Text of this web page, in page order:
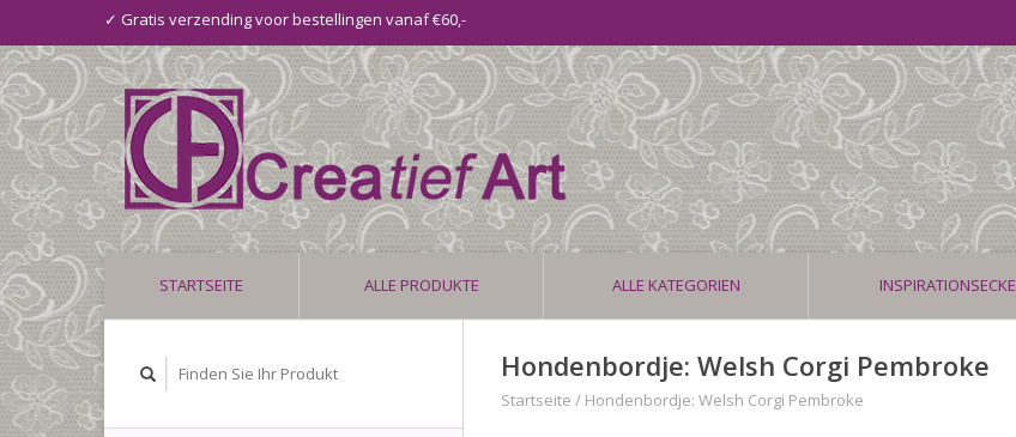
✓ Gratis verzending voor bestellingen vanaf €60,-
STARTSEITE ALLE PRODUKTE ALLE KATEGORIEN INSPIRATIONSECKE
Hondenbordje: Welsh Corgi Pembroke
Startseite / Hondenbordje: Welsh Corgi Pembroke